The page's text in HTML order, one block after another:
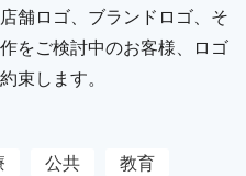
舗ロゴ、ブランドロゴ、そ
をご検討中のお客様、ロゴ
束します。
公共 教育